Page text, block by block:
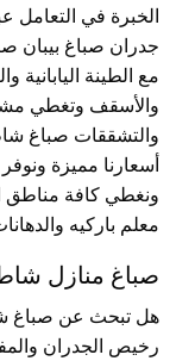
الخبرة في التعامل
جدران صباغ بيبان
مع الطينة اليابانية
والأسقف وتغطي
والتشققات صباغ
أسعارنا مميزة
ونغطي كافة مناطق
معلم باركيه
صباغ منازل
هل تبحث عن صباغ
رخيص الجدران